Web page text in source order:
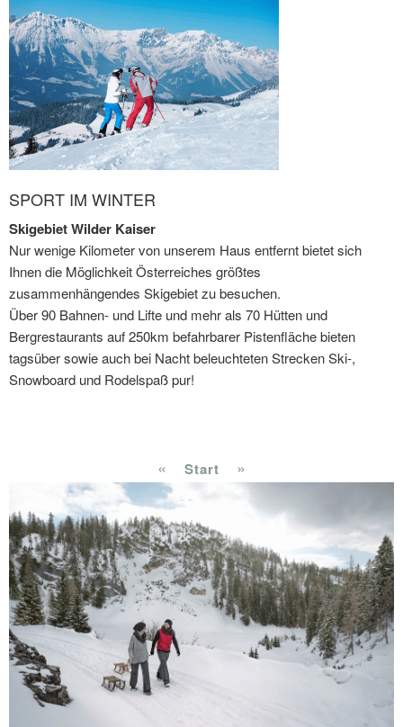
SPORT IM WINTER
Skigebiet Wilder Kaiser
Nur wenige Kilometer von unserem Haus entfernt bietet sich
Ihnen die Möglichkeit Österreiches größtes
zusammenhängendes Skigebiet zu besuchen.
Über 90 Bahnen- und Lifte und mehr als 70 Hütten und
Bergrestaurants auf 250km befahrbarer Pistenfläche bieten
tagsüber sowie auch bei Nacht beleuchteten Strecken Ski-,
Snowboard und Rodelspaß pur!
« Start »